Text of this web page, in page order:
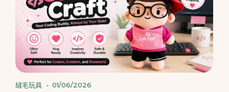
絨毛玩具 - 01/06/2026